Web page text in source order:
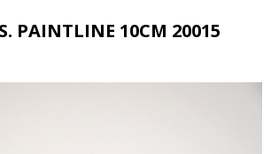
PAINTLINE 10CM 20015